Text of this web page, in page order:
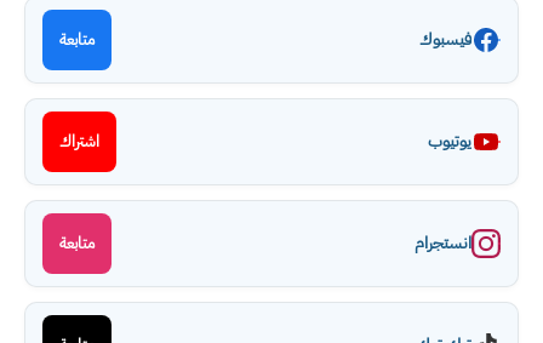
فيسبوك متابعة
يوتيوب اشتراك
انستجرام متابعة